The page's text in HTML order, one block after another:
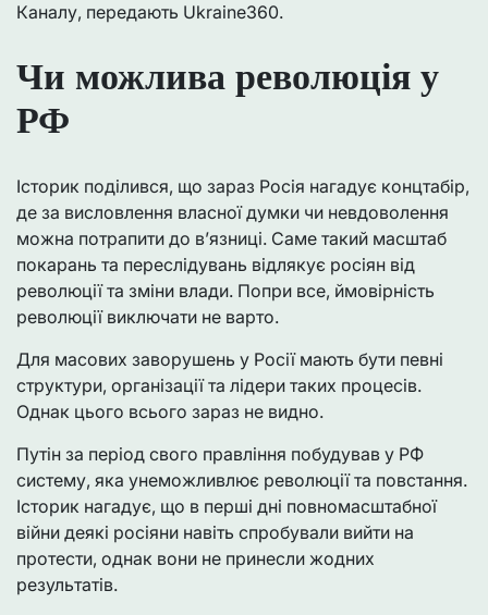
Каналу, передають Ukraine360.
Чи можлива революція у
РФ
Історик поділився, що зараз Росія нагадує концтабір,
де за висловлення власної думки чи невдоволення
можна потрапити до в’язниці. Саме такий масштаб
покарань та переслідувань відлякує росіян від
революції та зміни влади. Попри все, ймовірність
революції виключати не варто.
Для масових заворушень у Росії мають бути певні
структури, організації та лідери таких процесів.
Однак цього всього зараз не видно.
Путін за період свого правління побудував у РФ
систему, яка унеможливлює революції та повстання.
Історик нагадує, що в перші дні повномасштабної
війни деякі росіяни навіть спробували вийти на
протести, однак вони не принесли жодних
результатів.